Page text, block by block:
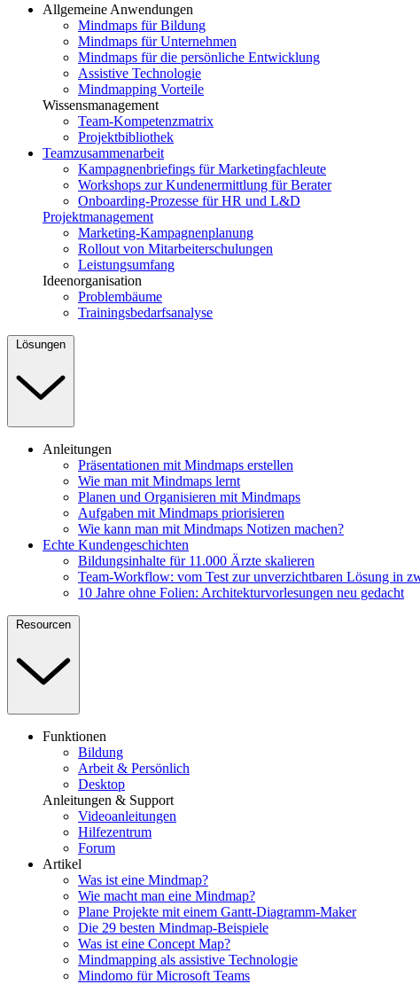
Allgemeine Anwendungen
Mindmaps für Bildung
Mindmaps für Unternehmen
Mindmaps für die persönliche Entwicklung
Assistive Technologie
Mindmapping Vorteile
Wissensmanagement
Team-Kompetenzmatrix
Projektbibliothek
Teamzusammenarbeit
Kampagnenbriefings für Marketingfachleute
Workshops zur Kundenermittlung für Berater
Onboarding-Prozesse für HR und L&D
Projektmanagement
Marketing-Kampagnenplanung
Rollout von Mitarbeiterschulungen
Leistungsumfang
Ideenorganisation
Problembäume
Trainingsbedarfsanalyse
Lösungen
Anleitungen
Präsentationen mit Mindmaps erstellen
Wie man mit Mindmaps lernt
Planen und Organisieren mit Mindmaps
Aufgaben mit Mindmaps priorisieren
Wie kann man mit Mindmaps Notizen machen?
Echte Kundengeschichten
Bildungsinhalte für 11.000 Ärzte skalieren
Team-Workflow: vom Test zur unverzichtbaren Lösung in
10 Jahre ohne Folien: Architekturvorlesungen neu gedacht
Resourcen
Funktionen
Bildung
Arbeit & Persönlich
Desktop
Anleitungen & Support
Videoanleitungen
Hilfezentrum
Forum
Artikel
Was ist eine Mindmap?
Wie macht man eine Mindmap?
Plane Projekte mit einem Gantt-Diagramm-Maker
Die 29 besten Mindmap-Beispiele
Was ist eine Concept Map?
Mindmapping als assistive Technologie
Mindomo für Microsoft Teams